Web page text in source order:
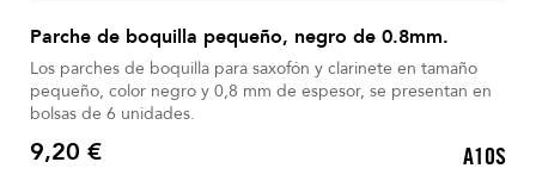
Parche de boquilla pequeño, negro de 0.8mm.
Los parches de boquilla para saxofón y clarinete en tamaño
pequeño, color negro y 0,8 mm de espesor, se presentan en
bolsas de 6 unidades.
Precio
9,20 € A10S